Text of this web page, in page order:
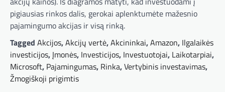
pigiausias rinkos dalis, gerokai aplenktumėte mažesnio
pajamingumo akcijas ir visą rinką.
Tagged Akcijos,Akcijų vertė,Akcininkai,Amazon, Ilgalaikės
investicijos,Įmonės, Investicijos, Investuotojai, Laikotarpiai,
Microsoft, Pajamingumas, Rinka,Vertybinis investavimas,
Žmogiškoji prigimtis